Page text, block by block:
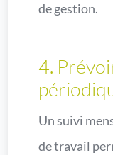
de gestion.
4.
Un suivi
de travail